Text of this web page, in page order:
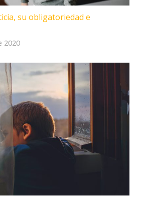
su obligatoriedad e
2020